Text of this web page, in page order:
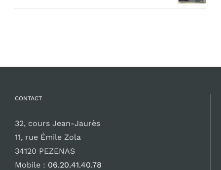
CONTACT
32, cours Jean-Jaurès
11, rue Émile Zola
34120 PEZENAS
Mobile : 06.20.41.40.78